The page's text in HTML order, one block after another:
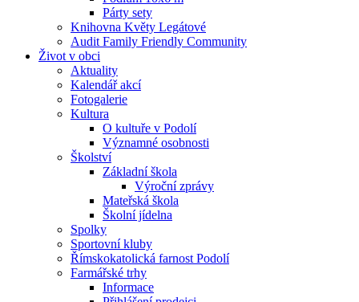
Párty sety
Knihovna Květy Legátové
Audit Family Friendly Community
Život v obci
Aktuality
Kalendář akcí
Fotogalerie
Kultura
O kultuře v Podolí
Významné osobnosti
Školství
Základní škola
Výroční zprávy
Mateřská škola
Školní jídelna
Spolky
Sportovní kluby
Římskokatolická farnost Podolí
Farmářské trhy
Informace